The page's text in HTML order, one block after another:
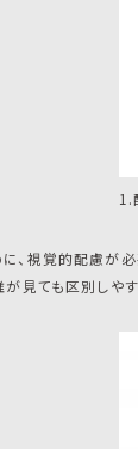
1.
、視覚的配慮が必
見ても区別しや